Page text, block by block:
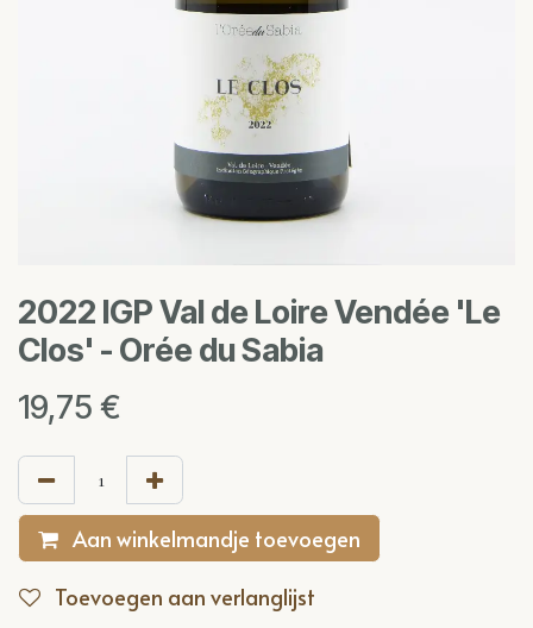
2022 IGP Val de Loire Vendée 'Le
Clos' - Orée du Sabia
19,75 €
Aan winkelmandje toevoegen
Toevoegen aan verlanglijst